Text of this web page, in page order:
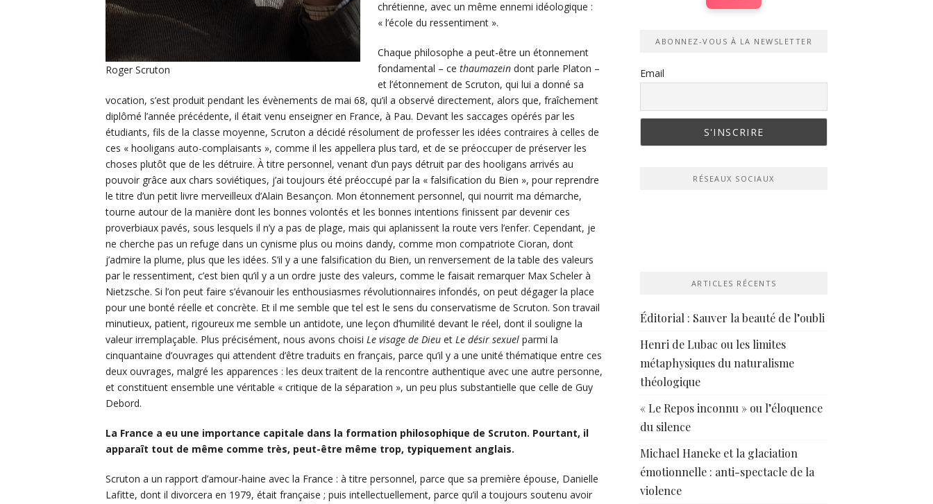
Roger Scruton
chrétienne, avec un même ennemi idéologique :
« l’école du ressentiment ».
Chaque philosophe a peut-être un étonnement
fondamental – ce thaumazein dont parle Platon –
et l’étonnement de Scruton, qui lui a donné sa
vocation, s’est produit pendant les évènements de mai 68, qu’il a observé directement, alors que, fraîchement
diplômé l’année précédente, il était venu enseigner en France, à Pau. Devant les saccages opérés par les
étudiants, fils de la classe moyenne, Scruton a décidé résolument de professer les idées contraires à celles de
ces « hooligans auto-complaisants », comme il les appellera plus tard, et de se préoccuper de préserver les
choses plutôt que de les détruire. À titre personnel, venant d’un pays détruit par des hooligans arrivés au
pouvoir grâce aux chars soviétiques, j’ai toujours été préoccupé par la « falsification du Bien », pour reprendre
le titre d’un petit livre merveilleux d’Alain Besançon. Mon étonnement personnel, qui nourrit ma démarche,
tourne autour de la manière dont les bonnes volontés et les bonnes intentions finissent par devenir ces
proverbiaux pavés, sous lesquels il n’y a pas de plage, mais qui aplanissent la route vers l’enfer. Cependant, je
ne cherche pas un refuge dans un cynisme plus ou moins dandy, comme mon compatriote Cioran, dont
j’admire la plume, plus que les idées. S’il y a une falsification du Bien, un renversement de la table des valeurs
par le ressentiment, c’est bien qu’il y a un ordre juste des valeurs, comme le faisait remarquer Max Scheler à
Nietzsche. Si l’on peut faire s’évanouir les enthousiasmes révolutionnaires infondés, on peut dégager la place
pour une bonté réelle et concrète. Et il me semble que tel est le sens du conservatisme de Scruton. Son travail
minutieux, patient, rigoureux me semble un antidote, une leçon d’humilité devant le réel, dont il souligne la
valeur irremplaçable. Plus précisément, nous avons choisi Le visage de Dieu et Le désir sexuel parmi la
cinquantaine d’ouvrages qui attendent d’être traduits en français, parce qu’il y a une unité thématique entre ces
deux ouvrages, malgré les apparences : les deux traitent de la rencontre authentique avec une autre personne,
et constituent ensemble une véritable « critique de la séparation », un peu plus substantielle que celle de Guy
Debord.
La France a eu une importance capitale dans la formation philosophique de Scruton. Pourtant, il
apparaît tout de même comme très, peut-être même trop, typiquement anglais.
Scruton a un rapport d’amour-haine avec la France : à titre personnel, parce que sa première épouse, Danielle
Lafitte, dont il divorcera en 1979, était française ; puis intellectuellement, parce qu’il a toujours soutenu avoir
ABONNEZ-VOUS À LA NEWSLETTER
Email
RÉSEAUX SOCIAUX
ARTICLES RÉCENTS
Éditorial : Sauver la beauté de l’oubli
Henri de Lubac ou les limites
métaphysiques du naturalisme
théologique
« Le Repos inconnu » ou l’éloquence
du silence
Michael Haneke et la glaciation
émotionnelle : anti-spectacle de la
violence